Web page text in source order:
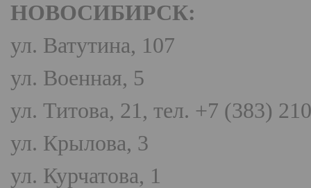
НОВОСИБИРСК:
ул. Ватутина, 107
ул. Военная, 5
ул. Титова, 21, тел. +7 (383)
ул. Крылова, 3
ул. Курчатова, 1